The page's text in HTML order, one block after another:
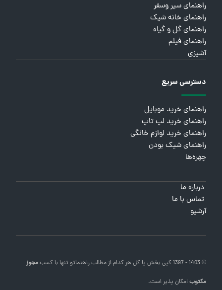
راهنمای سیر وسفر
راهنمای خانه شیک
راهنمای گل و گیاه
راهنمای فیلم
آشپزی
دسترسی سریع
راهنمای خرید موبایل
راهنمای خرید لپ تاپ
راهنمای خرید لوازم خانگی
راهنمای شیک بودن
چهره‌ها
درباره ما
تماس با ما
آرشیو
© 1403 - 1397 کپی بخش یا کل هر کدام از مطالب راهنماتو تنها با کسبمجوز
مکتوبامکان پذیر است.